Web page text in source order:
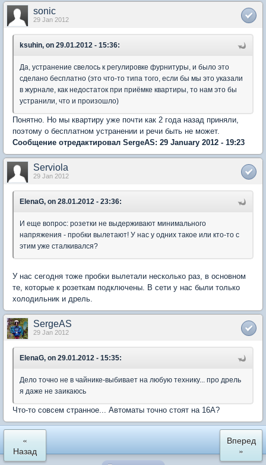
sonic
29 Jan 2012
ksuhin, on 29.01.2012 - 15:36:
Да, устранение свелось к регулировке фурнитуры, и было это
сделано бесплатно (это что-то типа того, если бы мы это указали
в журнале, как недостаток при приёмке квартиры, то нам это бы
устранили, что и произошло)
Понятно. Но мы квартиру уже почти как 2 года назад приняли,
поэтому о бесплатном устранении и речи быть не может.
Сообщение отредактировал SergeAS: 29 January 2012 - 19:23
Serviola
29 Jan 2012
ElenaG, on 28.01.2012 - 23:36:
И еще вопрос: розетки не выдерживают минимального
напряжения - пробки вылетают! У нас у одних такое или кто-то с
этим уже сталкивался?
У нас сегодня тоже пробки вылетали несколько раз, в основном
те, которые к розеткам подключены. В сети у нас были только
холодильник и дрель.
SergeAS
29 Jan 2012
ElenaG, on 29.01.2012 - 15:35:
Дело точно не в чайнике-выбивает на любую технику... про дрель
я даже не заикаюсь
Что-то совсем странное... Автоматы точно стоят на 16А?
«
Назад
Вперед
»